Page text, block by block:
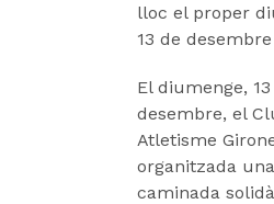
lloc el proper
13 de desembre
El diumenge,
desembre, el
Atletisme
organitzada una
caminada